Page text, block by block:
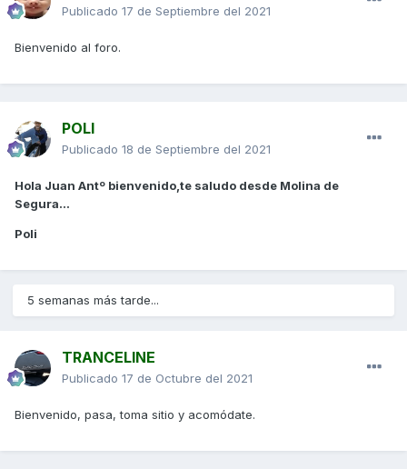
Publicado 17 de Septiembre del 2021
Bienvenido al foro.
POLI
Publicado 18 de Septiembre del 2021
Hola Juan Antº bienvenido,te saludo desde Molina de
Segura...
Poli
5 semanas más tarde...
TRANCELINE
Publicado 17 de Octubre del 2021
Bienvenido, pasa, toma sitio y acomódate.